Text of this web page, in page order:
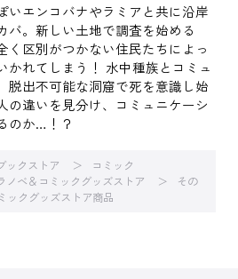
いエンコバナやラミアと共に沿岸
バ。新しい土地で調査を始める
く区別がつかない住民たちによっ
かれてしまう！ 水中種族とコミュ
脱出不可能な洞窟で死を意識し始
の違いを見分け、コミュニケーシ
のか…！？
ックストア
コミック
ノベ＆コミックグッズストア
その
ックグッズストア商品